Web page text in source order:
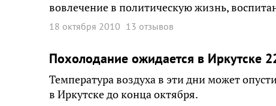
вовлечение в политическую жизнь,
18 октября 2010 13 отзывов
Похолодание ожидается в Иркутске
Температура воздуха в эти дни может
в Иркутске до конца октября.